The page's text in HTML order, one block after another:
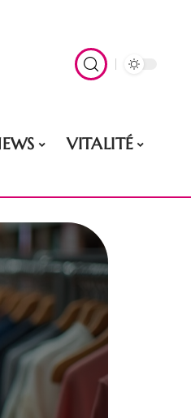
VITALITÉ